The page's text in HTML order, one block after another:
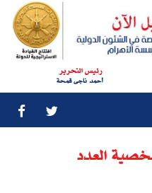
رئيس التحرير
أحمد ناجى قمحة
العدد